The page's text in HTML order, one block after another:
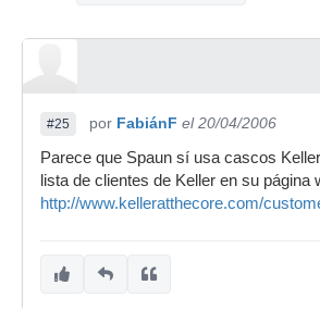
#25 por FabiánF el 20/04/2006
Parece que Spaun sí usa cascos
lista de clientes de Keller en su página
http://www.kelleratthecore.com/